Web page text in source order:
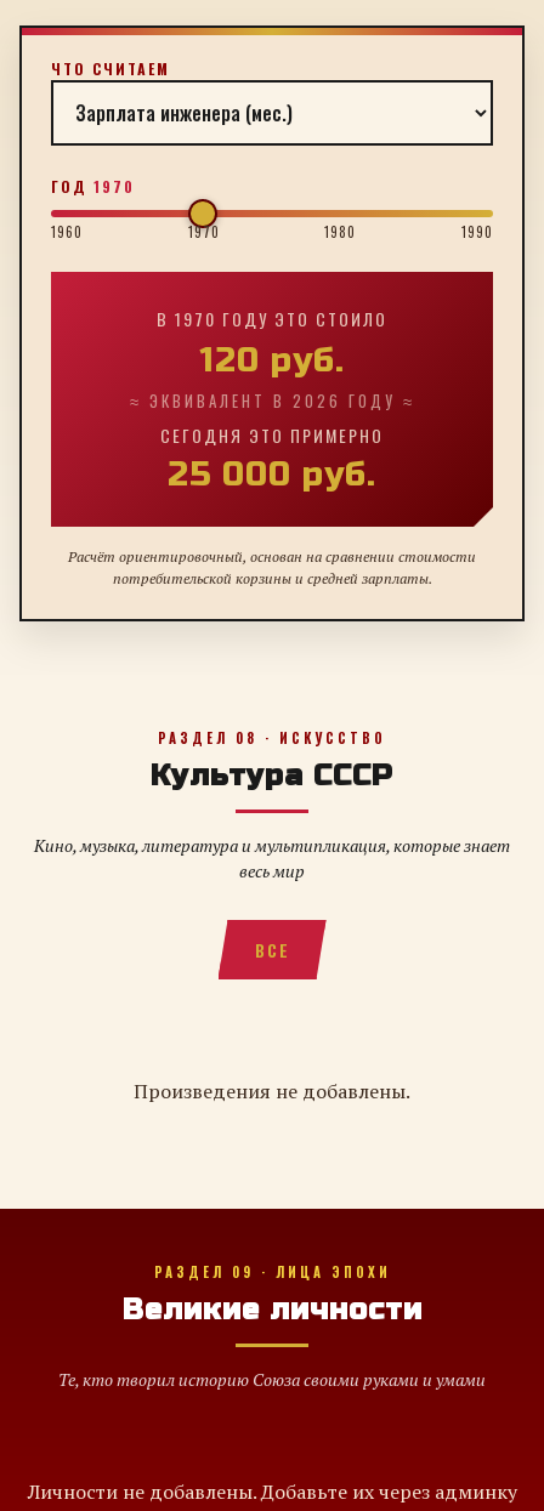
ЧТО СЧИТАЕМ
ГОД 1970
1960 1970 1980 1990
В 1970 ГОДУ ЭТО СТОИЛО
120 руб.
≈ ЭКВИВАЛЕНТ В 2026 ГОДУ ≈
СЕГОДНЯ ЭТО ПРИМЕРНО
25 000 руб.
Расчёт ориентировочный, основан на сравнении стоимости
потребительской корзины и средней зарплаты.
РАЗДЕЛ 08 · ИСКУССТВО
Культура СССР
Кино, музыка, литература и мультипликация, которые знает
весь мир
ВСЕ
Произведения не добавлены.
РАЗДЕЛ 09 · ЛИЦА ЭПОХИ
Великие личности
Те, кто творил историю Союза своими руками и умами
Личности не добавлены. Добавьте их через админку